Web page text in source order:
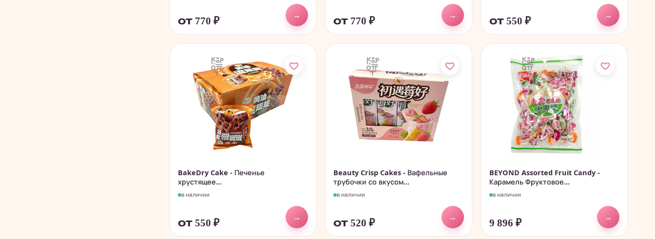
от 770 ₽
→
от 770₽
→
от 550 ₽
→
BakeDry Cake - Печенье
хрустящее...
в наличии
от 550 ₽
→
Beauty Crisp Cakes - Вафельные
трубочки со вкусом...
в наличии
от 520₽
→
BEYOND Assorted Fruit Candy -
Карамель Фруктовое...
в наличии
9 896 ₽
→